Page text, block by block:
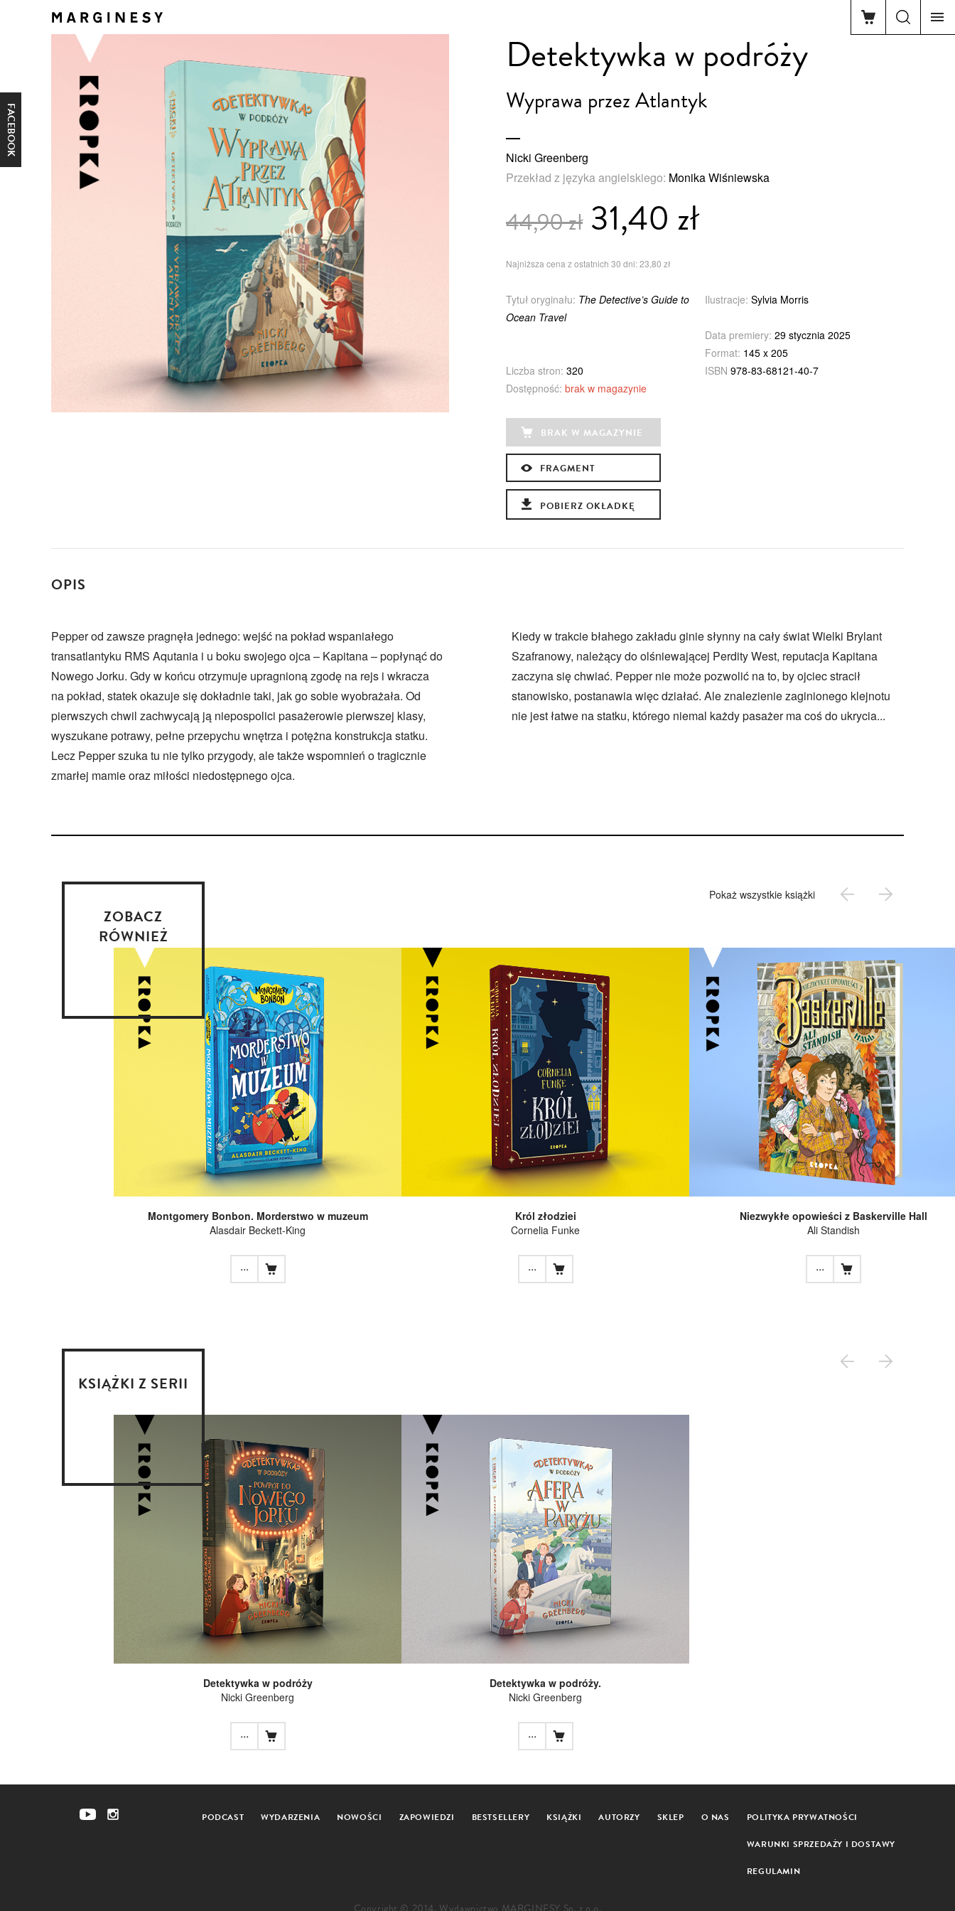
FACEBOOK
Detektywka w podróży
Wyprawa przez Atlantyk
Nicki Greenberg
Przekład z języka angielskiego: Monika Wiśniewska
44,90 zł31,40 zł
Najniższa cena z ostatnich 30 dni: 23,80 zł
Tytuł oryginału: The Detective’s Guide to
Ocean Travel
Ilustracje: Sylvia Morris
Data premiery: 29 stycznia 2025
Format: 145 x 205
Liczba stron: 320 ISBN 978-83-68121-40-7
Dostępność: brak w magazynie
BRAK W MAGAZYNIE
FRAGMENT
POBIERZ OKŁADKĘ
OPIS
Pepper od zawsze pragnęła jednego: wejść na pokład wspaniałego
transatlantyku RMS Aqutania i u boku swojego ojca – Kapitana – popłynąć do
Nowego Jorku. Gdy w końcu otrzymuje upragnioną zgodę na rejs i wkracza
na pokład, statek okazuje się dokładnie taki, jak go sobie wyobrażała. Od
pierwszych chwil zachwycają ją niepospolici pasażerowie pierwszej klasy,
wyszukane potrawy, pełne przepychu wnętrza i potężna konstrukcja statku.
Lecz Pepper szuka tu nie tylko przygody, ale także wspomnień o tragicznie
zmarłej mamie oraz miłości niedostępnego ojca.
Kiedy w trakcie błahego zakładu ginie słynny na cały świat Wielki Brylant
Szafranowy, należący do olśniewającej Perdity West, reputacja Kapitana
zaczyna się chwiać. Pepper nie może pozwolić na to, by ojciec stracił
stanowisko, postanawia więc działać. Ale znalezienie zaginionego klejnotu
nie jest łatwe na statku, którego niemal każdy pasażer ma coś do ukrycia...
ZOBACZ
RÓWNIEŻ
Pokaż wszystkie książki
Montgomery Bonbon. Morderstwo w muzeum
Alasdair Beckett-King
...
Król złodziei
Cornelia Funke
...
Niezwykłe opowieści z Baskerville Hall
Ali Standish
...
KSIĄŻKI Z SERII
Detektywka w podróży
Nicki Greenberg
...
Detektywka w podróży.
Nicki Greenberg
...
PODCAST WYDARZENIA NOWOŚCI ZAPOWIEDZI BESTSELLERY KSIĄŻKI AUTORZY SKLEP O NAS POLITYKA PRYWATNOŚCI
WARUNKI SPRZEDAŻY I DOSTAWY
REGULAMIN